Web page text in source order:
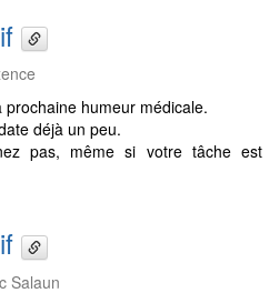
humeur médicale.
déjà un peu.
pas, même si votre tâche est
Salaun